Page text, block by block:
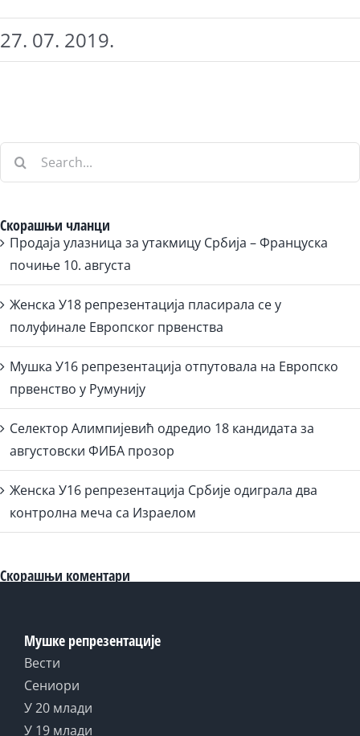
27. 07. 2019.
Search
Скорашњи чланци
Продаја улазница за утакмицу Србија – Француска
почиње 10. августа
Женска У18 репрезентација пласирала се у
полуфинале Европског првенства
Мушка У16 репрезентација отпутовала на Европско
првенство у Румунију
Селектор Алимпијевић одредио 18 кандидата за
августовски ФИБА прозор
Женска У16 репрезентација Србије одиграла два
контролна меча са Израелом
Скорашњи коментари
Мушке репрезентације
Вести
Сениори
У 20 млади
У 19 млади